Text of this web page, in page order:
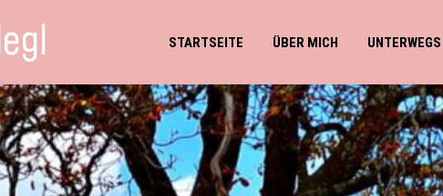
STARTSEITE ÜBER MICH UNTERWEGS